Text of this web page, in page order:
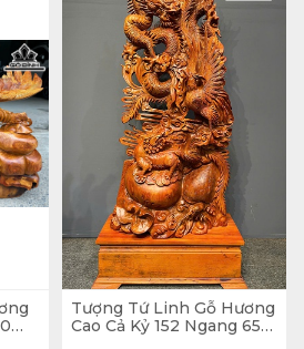
Tượng Tứ Linh Gỗ Hương
Cao Cả Kỷ 152 Ngang 65